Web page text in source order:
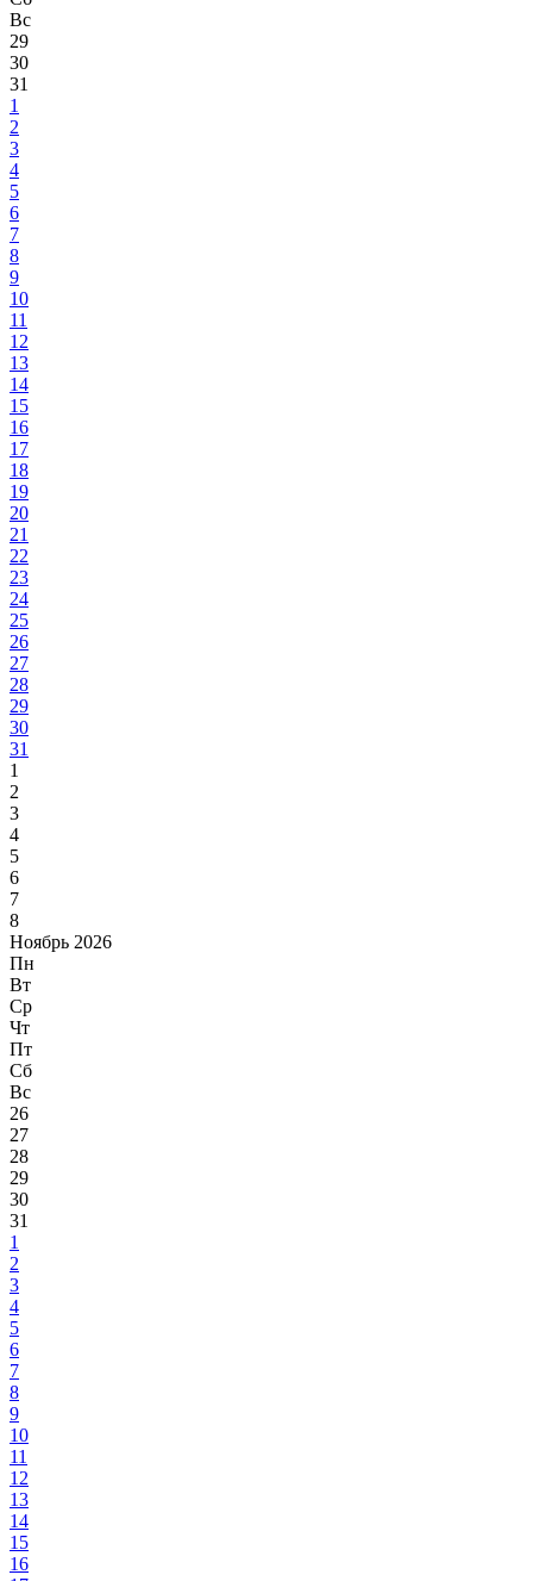
Вс
29
30
31
1
2
3
4
5
6
7
8
9
10
11
12
13
14
15
16
17
18
19
20
21
22
23
24
25
26
27
28
29
30
31
1
2
3
4
5
6
7
8
Ноябрь 2026
Пн
Вт
Ср
Чт
Пт
Сб
Вс
26
27
28
29
30
31
1
2
3
4
5
6
7
8
9
10
11
12
13
14
15
16